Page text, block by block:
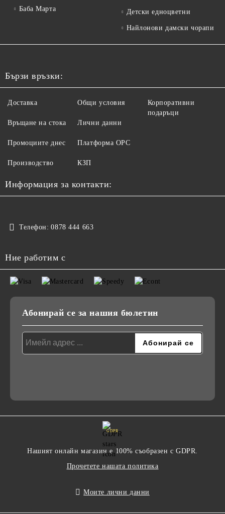
Баба Марта Детски едноцветни
Найлонови дамски чорапи
Бързи връзки:
Доставка
Връщане на стока
Промоциите днес
Производство
Общи условия
Лични данни
Платформа ОРС
КЗП
Корпоративни
подаръци
Информация за контакти:
Телефон: 0878 444 663
Ние работим с
Абонирай се за нашия бюлетин
GDPR
Нашият онлайн магазин е 100% съобразен с GDPR.
Прочетете нашата политика
Моите лични данни